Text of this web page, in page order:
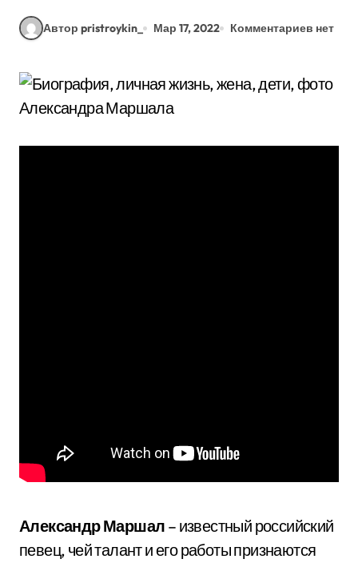
Автор pristroykin_ Мар 17, 2022 Комментариев нет
Александр Маршал – известный российский
певец, чей талант и его работы признаются